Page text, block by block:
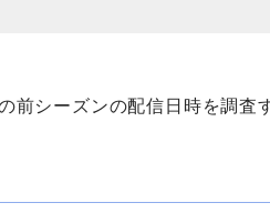
前シーズンの配信日時を調査